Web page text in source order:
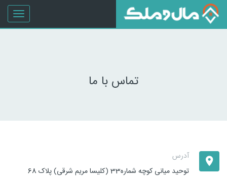
تماس با ما
آدرس
توحید میانی کوچه شماره33 (کلیسا مریم شرقی) پلاک 68